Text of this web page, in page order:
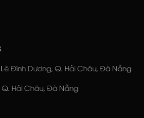
Lê Đình Dương, Q. Hải Châu, Đà Nẵng
Q. Hải Châu, Đà Nẵng